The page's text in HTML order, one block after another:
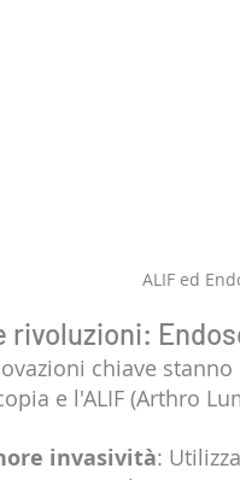
ALIF ed
rivoluzioni:
chiave
e l'ALIF (Arthro
invasività: